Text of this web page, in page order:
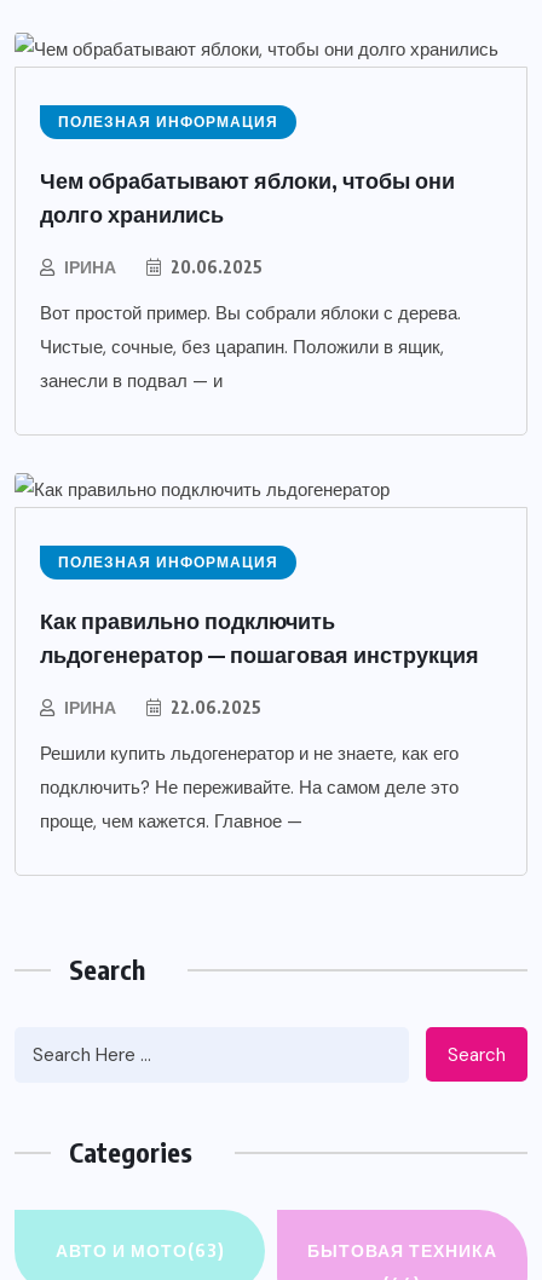
ПОЛЕЗНАЯ ИНФОРМАЦИЯ
Чем обрабатывают яблоки, чтобы они
долго хранились
ІРИНА 20.06.2025
Вот простой пример. Вы собрали яблоки с дерева.
Чистые, сочные, без царапин. Положили в ящик,
занесли в подвал — и
ПОЛЕЗНАЯ ИНФОРМАЦИЯ
Как правильно подключить
льдогенератор — пошаговая инструкция
ІРИНА 22.06.2025
Решили купить льдогенератор и не знаете, как его
подключить? Не переживайте. На самом деле это
проще, чем кажется. Главное —
Search
Search
Categories
АВТО И МОТО(63)
БЫТОВАЯ ТЕХНИКА